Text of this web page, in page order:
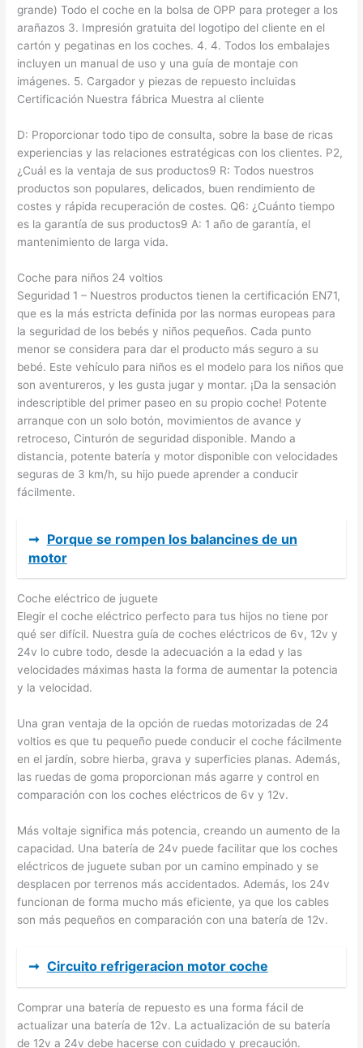
grande) Todo el coche en la bolsa de OPP para proteger a los
arañazos 3. Impresión gratuita del logotipo del cliente en el
cartón y pegatinas en los coches. 4. 4. Todos los embalajes
incluyen un manual de uso y una guía de montaje con
imágenes. 5. Cargador y piezas de repuesto incluidas
Certificación Nuestra fábrica Muestra al cliente
D: Proporcionar todo tipo de consulta, sobre la base de ricas
experiencias y las relaciones estratégicas con los clientes. P2,
¿Cuál es la ventaja de sus productos9 R: Todos nuestros
productos son populares, delicados, buen rendimiento de
costes y rápida recuperación de costes. Q6: ¿Cuánto tiempo
es la garantía de sus productos9 A: 1 año de garantía, el
mantenimiento de larga vida.
Coche para niños 24 voltios
Seguridad 1 – Nuestros productos tienen la certificación EN71,
que es la más estricta definida por las normas europeas para
la seguridad de los bebés y niños pequeños. Cada punto
menor se considera para dar el producto más seguro a su
bebé. Este vehículo para niños es el modelo para los niños que
son aventureros, y les gusta jugar y montar. ¡Da la sensación
indescriptible del primer paseo en su propio coche! Potente
arranque con un solo botón, movimientos de avance y
retroceso, Cinturón de seguridad disponible. Mando a
distancia, potente batería y motor disponible con velocidades
seguras de 3 km/h, su hijo puede aprender a conducir
fácilmente.
➞ Porque se rompen los balancines de un
motor
Coche eléctrico de juguete
Elegir el coche eléctrico perfecto para tus hijos no tiene por
qué ser difícil. Nuestra guía de coches eléctricos de 6v, 12v y
24v lo cubre todo, desde la adecuación a la edad y las
velocidades máximas hasta la forma de aumentar la potencia
y la velocidad.
Una gran ventaja de la opción de ruedas motorizadas de 24
voltios es que tu pequeño puede conducir el coche fácilmente
en el jardín, sobre hierba, grava y superficies planas. Además,
las ruedas de goma proporcionan más agarre y control en
comparación con los coches eléctricos de 6v y 12v.
Más voltaje significa más potencia, creando un aumento de la
capacidad. Una batería de 24v puede facilitar que los coches
eléctricos de juguete suban por un camino empinado y se
desplacen por terrenos más accidentados. Además, los 24v
funcionan de forma mucho más eficiente, ya que los cables
son más pequeños en comparación con una batería de 12v.
➞ Circuito refrigeracion motor coche
Comprar una batería de repuesto es una forma fácil de
actualizar una batería de 12v. La actualización de su batería
de 12v a 24v debe hacerse con cuidado y precaución.